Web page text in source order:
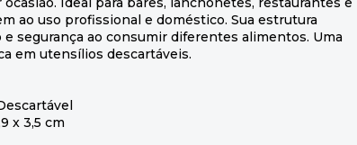
ao uso profissional e doméstico. Sua estrutura
segurança ao consumir diferentes alimentos. Uma
em utensílios descartáveis.
x 3,5 cm